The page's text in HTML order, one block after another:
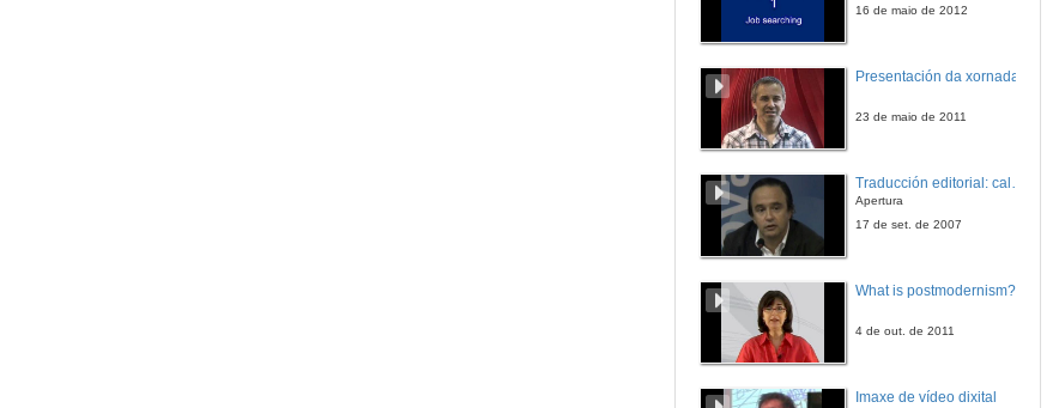
22 de abr. de 2010
3 de xuño de 2010
16 de maio de 2012
Presentación da xornada
23 de maio de 2011
Traducción editorial: calidade e xestión de proxectos
Apertura
17 de set. de 2007
What is postmodernism?
4 de out. de 2011
Imaxe de vídeo dixital